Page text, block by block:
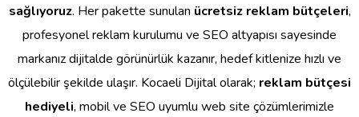
sağlıyoruz. Her pakette sunulan ücretsiz reklam bütçeleri,
profesyonel reklam kurulumu ve SEO altyapısı sayesinde
markanız dijitalde görünürlük kazanır, hedef kitlenize hızlı ve
ölçülebilir şekilde ulaşır. Kocaeli Dijital olarak; reklam bütçesi
hediyeli, mobil ve SEO uyumlu web site çözümlerimizle